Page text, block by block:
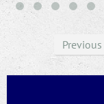
Previous